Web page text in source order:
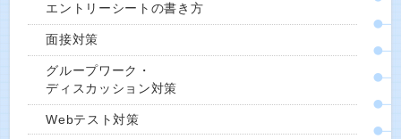
エントリーシートの書き方
面接対策
グループワーク・
ディスカッション対策
Webテスト対策